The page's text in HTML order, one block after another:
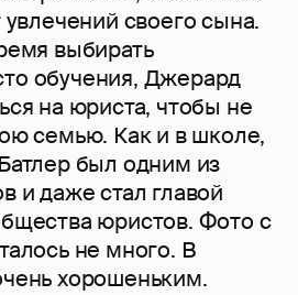
увлечений своего сына.
выбирать
обучения, Джерард
на юриста, чтобы не
семью. Как и в школе,
был одним из
и даже стал главой
юристов. Фото с
не много. В
хорошеньким.